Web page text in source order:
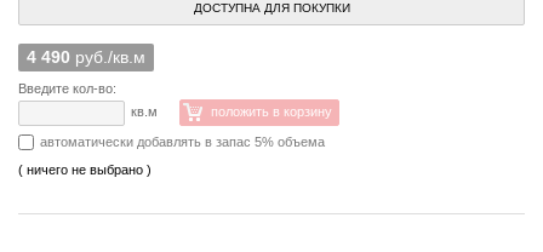
ДОСТУПНА ДЛЯ ПОКУПКИ
4 490 руб./кв.м
Введите кол-во:
кв.м
положить в корзину
автоматически добавлять в запас 5% объема
( ничего не выбрано )